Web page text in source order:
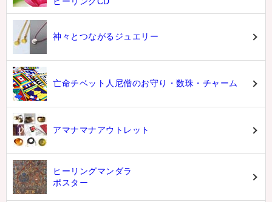
神々とつながるジュエリー
亡命チベット人尼僧のお守り・数珠・チャーム
アマナマナアウトレット
ヒーリングマンダラ
ポスター